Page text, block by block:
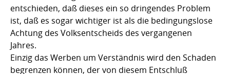
entschieden, daß dieses ein so dringendes Problem
ist, daß es sogar wichtiger ist als die bedingungslose
Achtung des Volksentscheids des vergangenen
Jahres.
Einzig das Werben um Verständnis wird den Schaden
begrenzen können, der von diesem Entschluß